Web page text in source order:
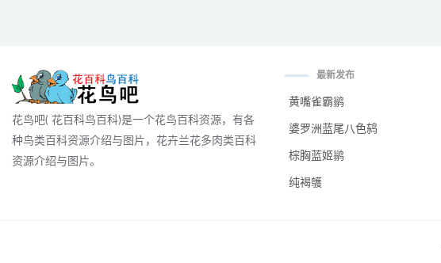
花鸟吧( 花百科鸟百科)是一个花鸟百科资源，有各
种鸟类百科资源介绍与图片，花卉兰花多肉类百科
资源介绍与图片。
最新发布
黄嘴雀霸鹟
婆罗洲蓝尾八色鸫
棕胸蓝姬鹟
纯褐鹱